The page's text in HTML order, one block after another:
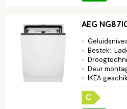
AEG
Bestek:
Deur
IKEA
C